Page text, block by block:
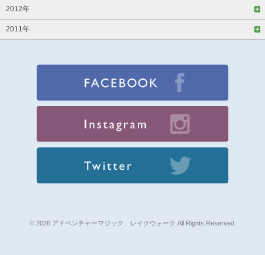
2012年
2011年
© 2026 アドベンチャーマジック レイクウォーク All Rights Reserved.